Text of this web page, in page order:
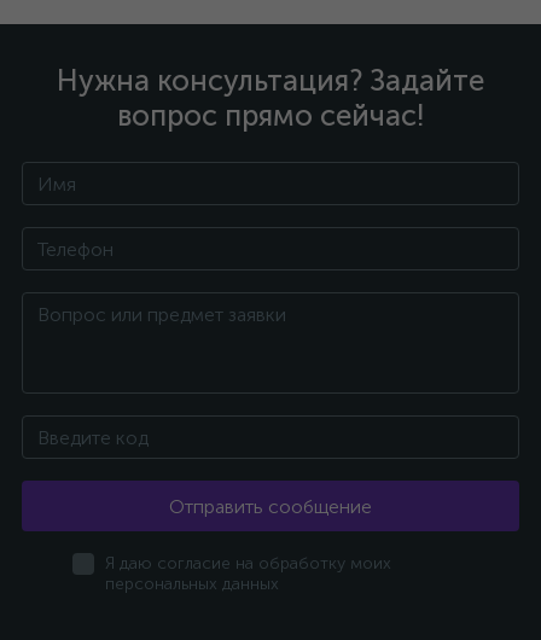
Нужна консультация? Задайте
вопрос прямо сейчас!
Отправить сообщение
Я даю согласие на обработку моих
персональных данных